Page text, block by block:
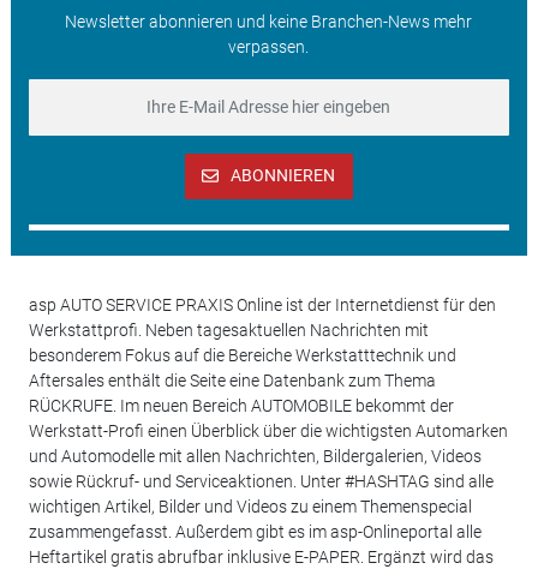
Newsletter abonnieren und keine Branchen-News mehr
verpassen.
ABONNIEREN
asp AUTO SERVICE PRAXIS Online ist der Internetdienst für den
Werkstattprofi. Neben tagesaktuellen Nachrichten mit
besonderem Fokus auf die Bereiche Werkstatttechnik und
Aftersales enthält die Seite eine Datenbank zum Thema
RÜCKRUFE. Im neuen Bereich AUTOMOBILE bekommt der
Werkstatt-Profi einen Überblick über die wichtigsten Automarken
und Automodelle mit allen Nachrichten, Bildergalerien, Videos
sowie Rückruf- und Serviceaktionen. Unter #HASHTAG sind alle
wichtigen Artikel, Bilder und Videos zu einem Themenspecial
zusammengefasst. Außerdem gibt es im asp-Onlineportal alle
Heftartikel gratis abrufbar inklusive E-PAPER. Ergänzt wird das